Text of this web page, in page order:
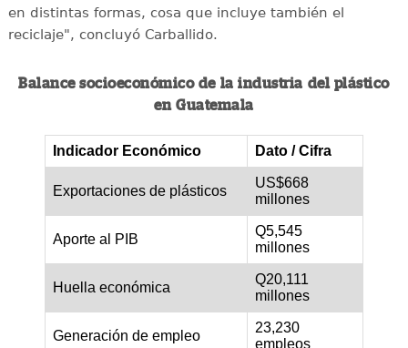
en distintas formas, cosa que incluye también el
reciclaje", concluyó Carballido.
Balance socioeconómico de la industria del plástico
en Guatemala
Indicador Económico Dato / Cifra
Exportaciones de plásticos
US$668
millones
Aporte al PIB
Q5,545
millones
Huella económica
Q20,111
millones
Generación de empleo
23,230
empleos